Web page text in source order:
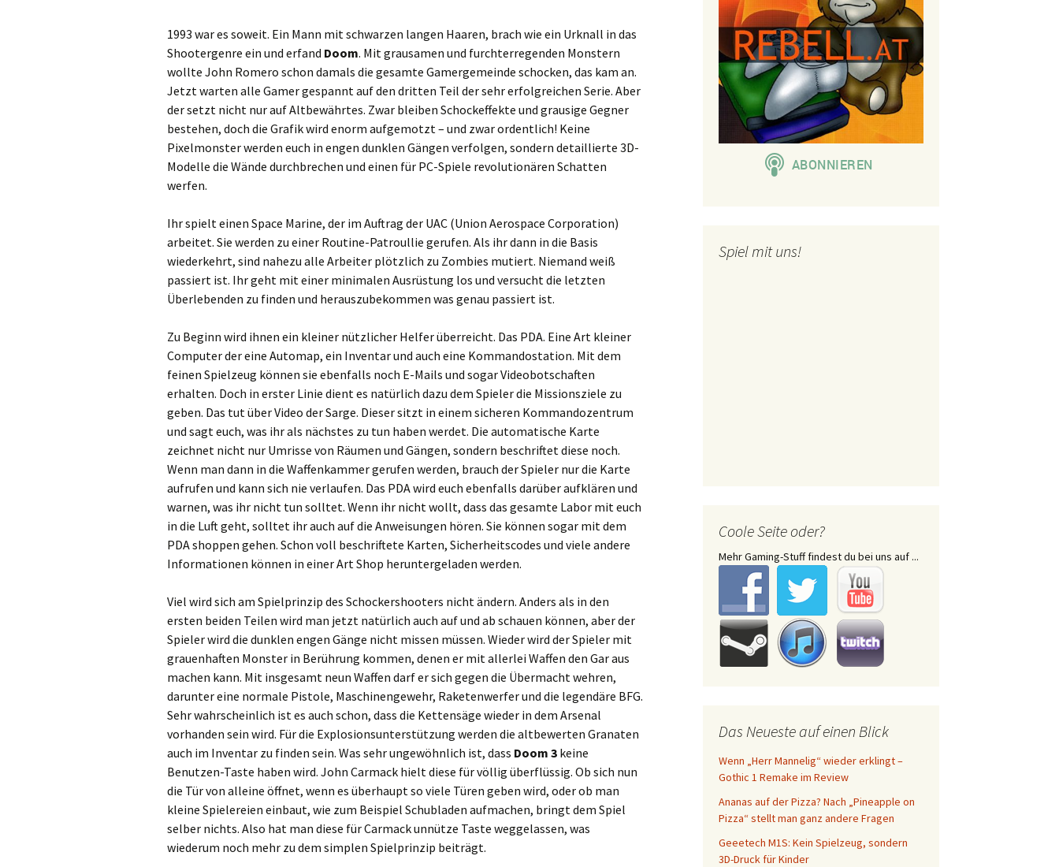
1993 war es soweit. Ein Mann mit schwarzen langen Haaren, brach wie ein Urknall in das
Shootergenre ein und erfand Doom. Mit grausamen und furchterregenden Monstern
wollte John Romero schon damals die gesamte Gamergemeinde schocken, das kam an.
Jetzt warten alle Gamer gespannt auf den dritten Teil der sehr erfolgreichen Serie. Aber
der setzt nicht nur auf Altbewährtes. Zwar bleiben Schockeffekte und grausige Gegner
bestehen, doch die Grafik wird enorm aufgemotzt – und zwar ordentlich! Keine
Pixelmonster werden euch in engen dunklen Gängen verfolgen, sondern detaillierte 3D-
Modelle die Wände durchbrechen und einen für PC-Spiele revolutionären Schatten
werfen.
Ihr spielt einen Space Marine, der im Auftrag der UAC (Union Aerospace Corporation)
arbeitet. Sie werden zu einer Routine-Patroullie gerufen. Als ihr dann in die Basis
wiederkehrt, sind nahezu alle Arbeiter plötzlich zu Zombies mutiert. Niemand weiß
passiert ist. Ihr geht mit einer minimalen Ausrüstung los und versucht die letzten
Überlebenden zu finden und herauszubekommen was genau passiert ist.
Zu Beginn wird ihnen ein kleiner nützlicher Helfer überreicht. Das PDA. Eine Art kleiner
Computer der eine Automap, ein Inventar und auch eine Kommandostation. Mit dem
feinen Spielzeug können sie ebenfalls noch E-Mails und sogar Videobotschaften
erhalten. Doch in erster Linie dient es natürlich dazu dem Spieler die Missionsziele zu
geben. Das tut über Video der Sarge. Dieser sitzt in einem sicheren Kommandozentrum
und sagt euch, was ihr als nächstes zu tun haben werdet. Die automatische Karte
zeichnet nicht nur Umrisse von Räumen und Gängen, sondern beschriftet diese noch.
Wenn man dann in die Waffenkammer gerufen werden, brauch der Spieler nur die Karte
aufrufen und kann sich nie verlaufen. Das PDA wird euch ebenfalls darüber aufklären und
warnen, was ihr nicht tun solltet. Wenn ihr nicht wollt, dass das gesamte Labor mit euch
in die Luft geht, solltet ihr auch auf die Anweisungen hören. Sie können sogar mit dem
PDA shoppen gehen. Schon voll beschriftete Karten, Sicherheitscodes und viele andere
Informationen können in einer Art Shop heruntergeladen werden.
Viel wird sich am Spielprinzip des Schockershooters nicht ändern. Anders als in den
ersten beiden Teilen wird man jetzt natürlich auch auf und ab schauen können, aber der
Spieler wird die dunklen engen Gänge nicht missen müssen. Wieder wird der Spieler mit
grauenhaften Monster in Berührung kommen, denen er mit allerlei Waffen den Gar aus
machen kann. Mit insgesamt neun Waffen darf er sich gegen die Übermacht wehren,
darunter eine normale Pistole, Maschinengewehr, Raketenwerfer und die legendäre BFG.
Sehr wahrscheinlich ist es auch schon, dass die Kettensäge wieder in dem Arsenal
vorhanden sein wird. Für die Explosionsunterstützung werden die altbewerten Granaten
auch im Inventar zu finden sein. Was sehr ungewöhnlich ist, dass Doom 3 keine
Benutzen-Taste haben wird. John Carmack hielt diese für völlig überflüssig. Ob sich nun
die Tür von alleine öffnet, wenn es überhaupt so viele Türen geben wird, oder ob man
kleine Spielereien einbaut, wie zum Beispiel Schubladen aufmachen, bringt dem Spiel
selber nichts. Also hat man diese für Carmack unnütze Taste weggelassen, was
wiederum noch mehr zu dem simplen Spielprinzip beiträgt.
Spiel mit uns!
Coole Seite oder?
Mehr Gaming-Stuff findest du bei uns auf ...
Das Neueste auf einen Blick
Wenn „Herr Mannelig“ wieder erklingt –
Gothic 1 Remake im Review
Ananas auf der Pizza? Nach „Pineapple on
Pizza“ stellt man ganz andere Fragen
Geeetech M1S: Kein Spielzeug, sondern
3D-Druck für Kinder